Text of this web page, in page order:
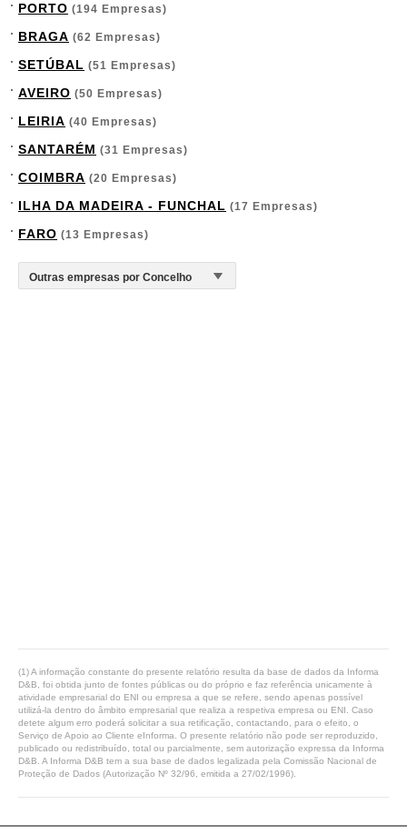
PORTO (194 Empresas)
BRAGA (62 Empresas)
SETÚBAL (51 Empresas)
AVEIRO (50 Empresas)
LEIRIA (40 Empresas)
SANTARÉM (31 Empresas)
COIMBRA (20 Empresas)
ILHA DA MADEIRA - FUNCHAL (17 Empresas)
FARO (13 Empresas)
(1) A informação constante do presente relatório resulta da base de dados da Informa
D&B, foi obtida junto de fontes públicas ou do próprio e faz referência unicamente à
atividade empresarial do ENI ou empresa a que se refere, sendo apenas possível
utilizá-la dentro do âmbito empresarial que realiza a respetiva empresa ou ENI. Caso
detete algum erro poderá solicitar a sua retificação, contactando, para o efeito, o
Serviço de Apoio ao Cliente eInforma. O presente relatório não pode ser reproduzido,
publicado ou redistribuído, total ou parcialmente, sem autorização expressa da Informa
D&B. A Informa D&B tem a sua base de dados legalizada pela Comissão Nacional de
Proteção de Dados (Autorização Nº 32/96, emitida a 27/02/1996).